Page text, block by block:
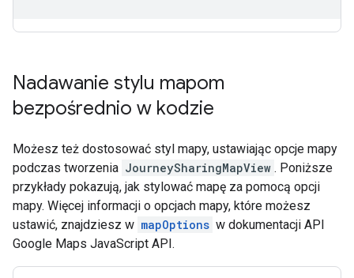
Nadawanie stylu mapom
bezpośrednio w kodzie
Możesz też dostosować styl mapy, ustawiając opcje mapy
podczas tworzenia JourneySharingMapView . Poniższe
przykłady pokazują, jak stylować mapę za pomocą opcji
mapy. Więcej informacji o opcjach mapy, które możesz
ustawić, znajdziesz w mapOptions w dokumentacji API
Google Maps JavaScript API.